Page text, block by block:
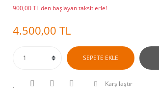
900,00 TL den başlayan taksitlerle!
4.500,00 TL
SEPETE EKLE
Karşılaştır